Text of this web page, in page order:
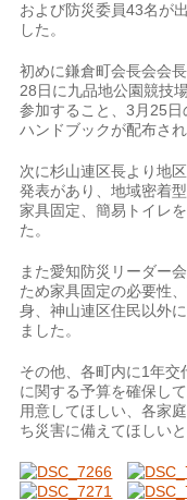
および防災委員43名が
した。
初めに鎌倉町会長会会
28日に九品地公園競技
参加すること、3月25
ハンドブックが配布さ
次に杉山連区長より地
発表があり、地域密着
家具固定、簡易トイレ
た。
また愛知防災リーダー
ため家具固定の必要性
身、神山連区住民以外
ました。
その他、各町内に1年交
に関する予算を確保し
用意してほしい、各家
ち災害に備えてほしい